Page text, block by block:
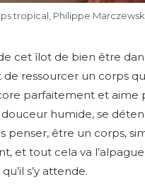
tropical, Philippe
cet îlot de bien être
ressourcer un corps
parfaitement et aime
douceur humide, se
penser, être un corps,
et tout cela va
s’y attende.